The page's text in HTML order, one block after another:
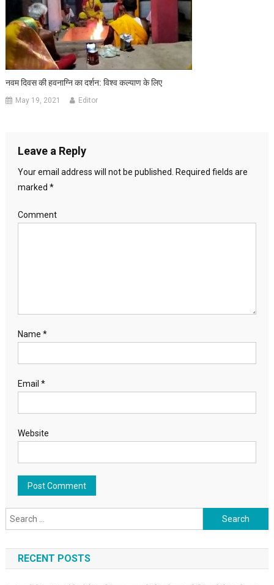
नवम दिवस की हवनाग्नि का दर्शन: विश्व कल्याण के लिए
May 19, 2021 Editor
Leave a Reply
Your email address will not be published.
Required fields are
marked *
Comment
Name *
Email *
Website
Search for:
RECENT POSTS